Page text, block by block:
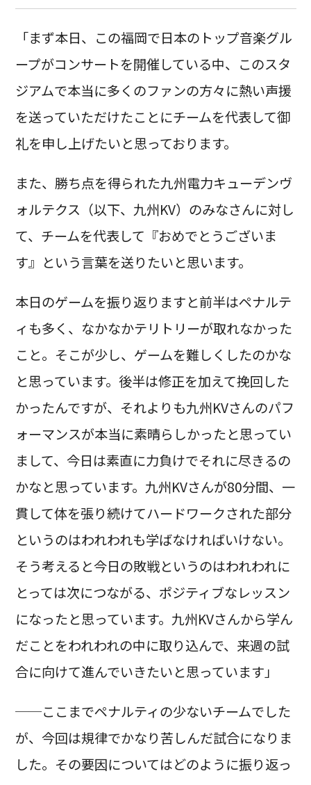
「まず本日、この福岡で日本のトップ音楽グル
ープがコンサートを開催している中、このスタ
ジアムで本当に多くのファンの方々に熱い声援
を送っていただけたことにチームを代表して御
礼を申し上げたいと思っております。
また、勝ち点を得られた九州電力キューデンヴ
ォルテクス（以下、九州KV）のみなさんに対し
て、チームを代表して『おめでとうございま
す』という言葉を送りたいと思います。
本日のゲームを振り返りますと前半はペナルテ
ィも多く、なかなかテリトリーが取れなかった
こと。そこが少し、ゲームを難しくしたのかな
と思っています。後半は修正を加えて挽回した
かったんですが、それよりも九州KVさんのパフ
ォーマンスが本当に素晴らしかったと思ってい
まして、今日は素直に力負けでそれに尽きるの
かなと思っています。九州KVさんが80分間、一
貫して体を張り続けてハードワークされた部分
というのはわれわれも学ばなければいけない。
そう考えると今日の敗戦というのはわれわれに
とっては次につながる、ポジティブなレッスン
になったと思っています。九州KVさんから学ん
だことをわれわれの中に取り込んで、来週の試
合に向けて進んでいきたいと思っています」
──ここまでペナルティの少ないチームでした
が、今回は規律でかなり苦しんだ試合になりま
した。その要因についてはどのように振り返っ